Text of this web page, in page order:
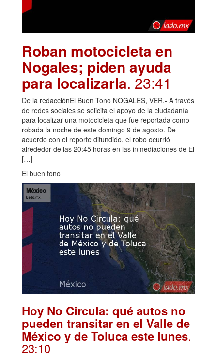
Roban motocicleta en
Nogales; piden ayuda
para localizarla. 23:41
De la redacciónEl Buen Tono NOGALES, VER.- A través
de redes sociales se solicita el apoyo de la ciudadanía
para localizar una motocicleta que fue reportada como
robada la noche de este domingo 9 de agosto. De
acuerdo con el reporte difundido, el robo ocurrió
alrededor de las 20:45 horas en las inmediaciones de El
[…]
El buen tono
Hoy No Circula: qué autos no
pueden transitar en el Valle de
México y de Toluca este lunes.
23:10